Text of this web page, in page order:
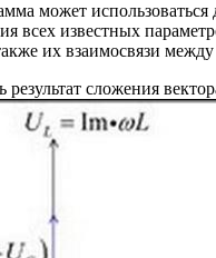
может использоваться
всех известных
их взаимосвязи
результат сложения